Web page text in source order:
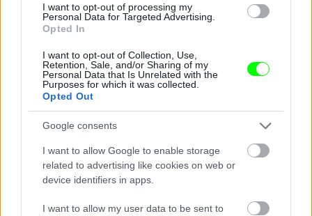
I want to opt-out of processing my
Personal Data for Targeted Advertising.
Opted In
I want to opt-out of Collection, Use,
Retention, Sale, and/or Sharing of my
Personal Data that Is Unrelated with the
Purposes for which it was collected.
Opted Out
Google consents
I want to allow Google to enable storage
related to advertising like cookies on web or
device identifiers in apps.
I want to allow my user data to be sent to
Fotó: Paras Griffin / Europress / Getty
Jön még kép!